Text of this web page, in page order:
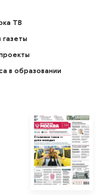
ТВ
газеты
в образовании